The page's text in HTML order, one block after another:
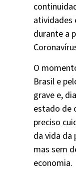
atividades
durante a
O
Brasil e
grave e,
estado de
preciso
da vida da
mas sem
economia.